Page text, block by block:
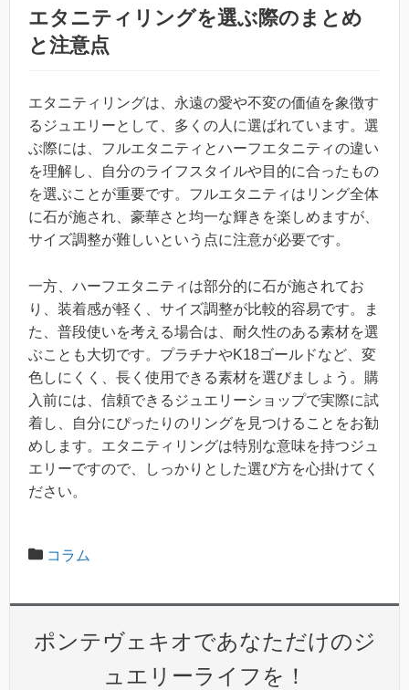
エタニティリングを選ぶ際のまとめ
と注意点
エタニティリングは、永遠の愛や不変の価値を象徴す
るジュエリーとして、多くの人に選ばれています。選
ぶ際には、フルエタニティとハーフエタニティの違い
を理解し、自分のライフスタイルや目的に合ったもの
を選ぶことが重要です。フルエタニティはリング全体
に石が施され、豪華さと均一な輝きを楽しめますが、
サイズ調整が難しいという点に注意が必要です。
一方、ハーフエタニティは部分的に石が施されてお
り、装着感が軽く、サイズ調整が比較的容易です。ま
た、普段使いを考える場合は、耐久性のある素材を選
ぶことも大切です。プラチナやK18ゴールドなど、変
色しにくく、長く使用できる素材を選びましょう。購
入前には、信頼できるジュエリーショップで実際に試
着し、自分にぴったりのリングを見つけることをお勧
めします。エタニティリングは特別な意味を持つジュ
エリーですので、しっかりとした選び方を心掛けてく
ださい。
コラム
ポンテヴェキオであなただけのジ
ュエリーライフを！